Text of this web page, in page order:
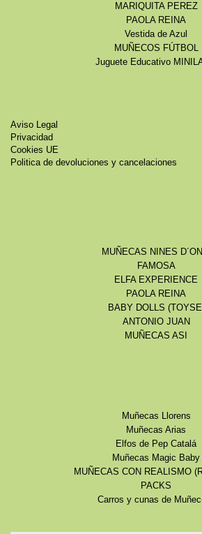
MARIQUITA PEREZ
PAOLA REINA
Vestida de Azul
MUÑECOS FÚTBOL
Juguete Educativo
Aviso Legal
Privacidad
Cookies UE
Politica de devoluciones y cancelaciones
MUÑECAS NINES
FAMOSA
ELFA EXPERIENCE
PAOLA REINA
BABY DOLLS
ANTONIO JUAN
MUÑECAS ASI
Muñecas Llorens
Muñecas Arias
Elfos de Pep Catalá
Muñecas Magic Baby
MUÑECAS CON REALISMO
PACKS
Carros y cunas de